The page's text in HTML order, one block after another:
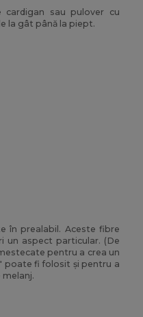
sau pulover cu
la gât până la piept.
în prealabil. Aceste fibre
un aspect particular. (De
pentru a crea un
poate fi folosit și pentru a
melanj.